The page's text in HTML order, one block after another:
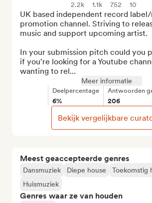
Meest geaccepteerde genres
Dansmuziek Diepe house
Toekomstig
Huismuziek
Genres waar ze van houden
2.2k 1.1k 752 10
UK based independent record
promotion channel. Striving to
music and support upcoming artist.
In your submission pitch could you
if you're looking for a Youtube
wanting to rel...
Meer informatie
Deelpercentage
6%
Antwoorden
206
Bekijk vergelijkbare